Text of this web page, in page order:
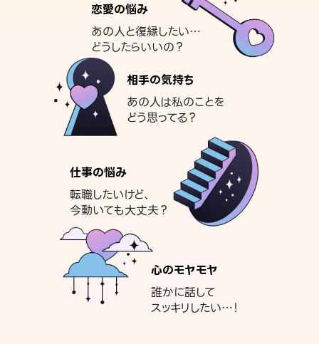
恋愛の悩み
あの人と復縁したい…
どうしたらいいの？
相手の気持ち
あの人は私のことを
どう思ってる？
仕事の悩み
転職したいけど、
今動いても大丈夫？
心のモヤモヤ
誰かに話して
スッキリしたい…！